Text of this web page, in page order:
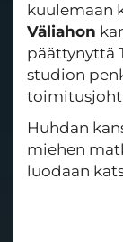
kuulemaan
Väliahon
päättynyttä
studion
Huhdan
miehen
luodaan